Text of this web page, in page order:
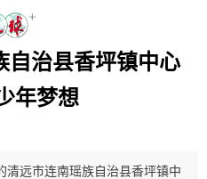
自治县香坪镇中心
年梦想
清远市连南瑶族自治县香坪镇中